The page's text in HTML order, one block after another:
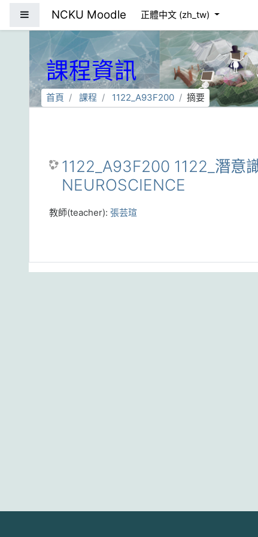
NCKU Moodle 正體中文 ‎(zh_tw)‎
課程資訊
首頁 課程 1122_A93F200 摘要
1122_A93F200 1122_潛意
NEUROSCIENCE
教師(teacher): 張芸瑄